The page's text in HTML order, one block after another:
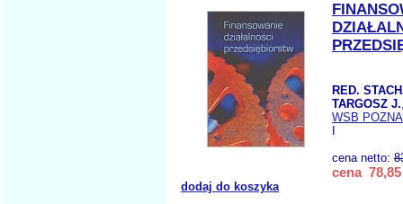
RED.
TARGOSZ J.
WSB
cena netto:
cena 78,85
dodaj do koszyka